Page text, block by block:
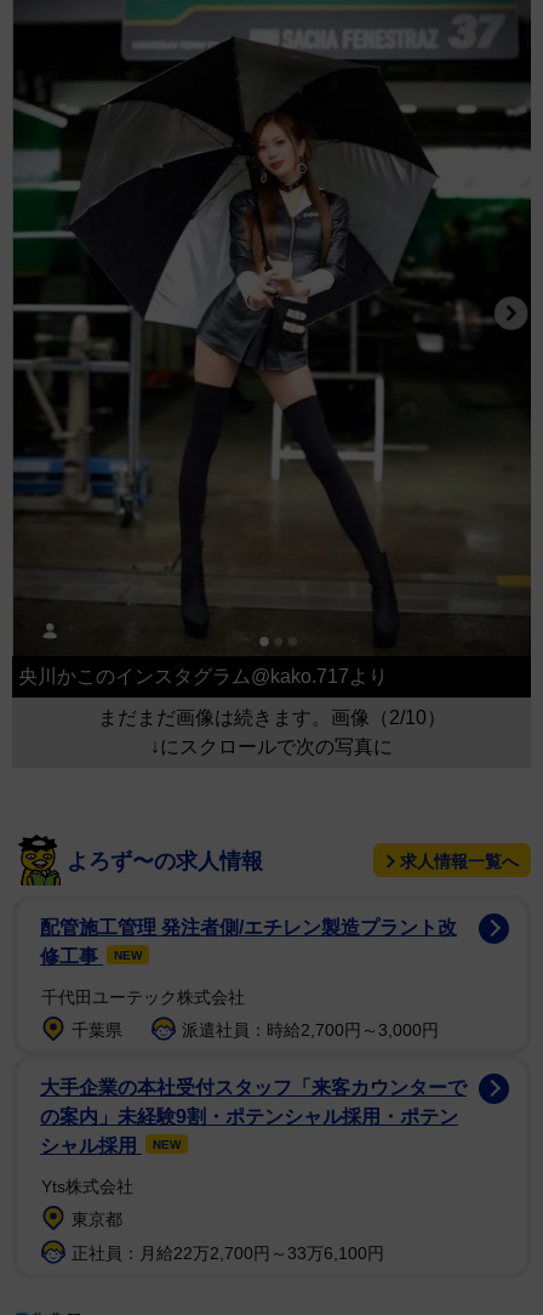
央川かこのインスタグラム@kako.717より
まだまだ画像は続きます。画像（2/10）
↓にスクロールで次の写真に
よろず〜の求人情報 求人情報一覧へ
配管施工管理 発注者側/エチレン製造プラント改
修工事
NEW
千代田ユーテック株式会社
千葉県
派遣社員：時給2,700円～3,000円
大手企業の本社受付スタッフ「来客カウンターで
の案内」未経験9割・ポテンシャル採用・ポテン
シャル採用
NEW
Yts株式会社
東京都
正社員：月給22万2,700円～33万6,100円